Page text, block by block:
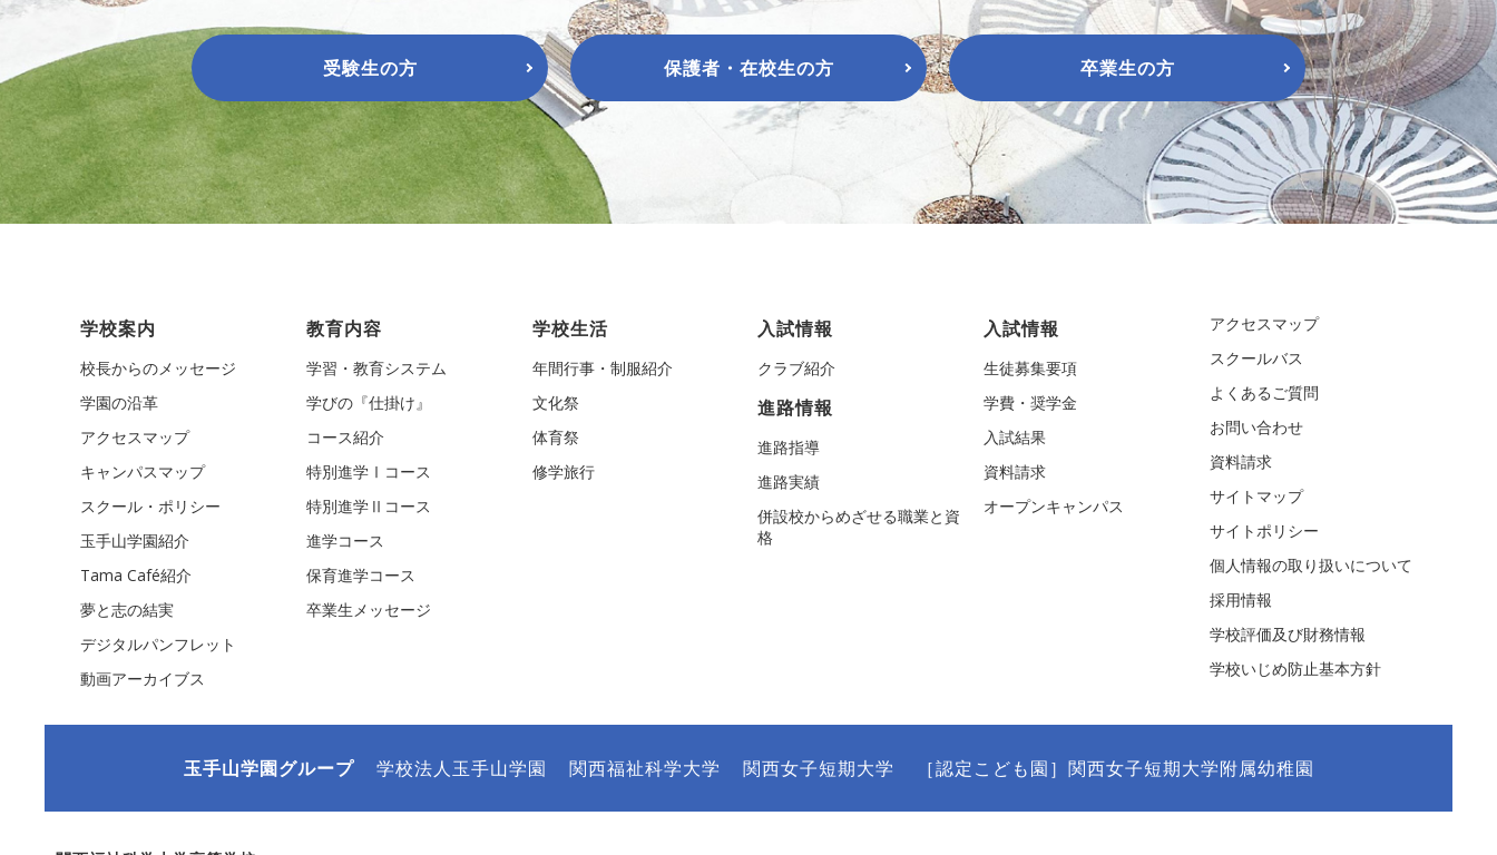
受験生の方 保護者・在校生の方 卒業生の方
学校案内
校長からのメッセージ
学園の沿革
アクセスマップ
キャンパスマップ
スクール・ポリシー
玉手山学園紹介
Tama Café紹介
夢と志の結実
デジタルパンフレット
動画アーカイブス
教育内容
学習・教育システム
学びの『仕掛け』
コース紹介
特別進学Ⅰコース
特別進学Ⅱコース
進学コース
保育進学コース
卒業生メッセージ
学校生活
年間行事・制服紹介
文化祭
体育祭
修学旅行
入試情報
クラブ紹介
進路情報
進路指導
進路実績
併設校からめざせる職業と資
格
入試情報
生徒募集要項
学費・奨学金
入試結果
資料請求
オープンキャンパス
アクセスマップ
スクールバス
よくあるご質問
お問い合わせ
資料請求
サイトマップ
サイトポリシー
個人情報の取り扱いについて
採用情報
学校評価及び財務情報
学校いじめ防止基本方針
玉手山学園グループ 学校法人玉手山学園 関西福祉科学大学 関西女子短期大学 ［認定こども園］関西女子短期大学附属幼稚園